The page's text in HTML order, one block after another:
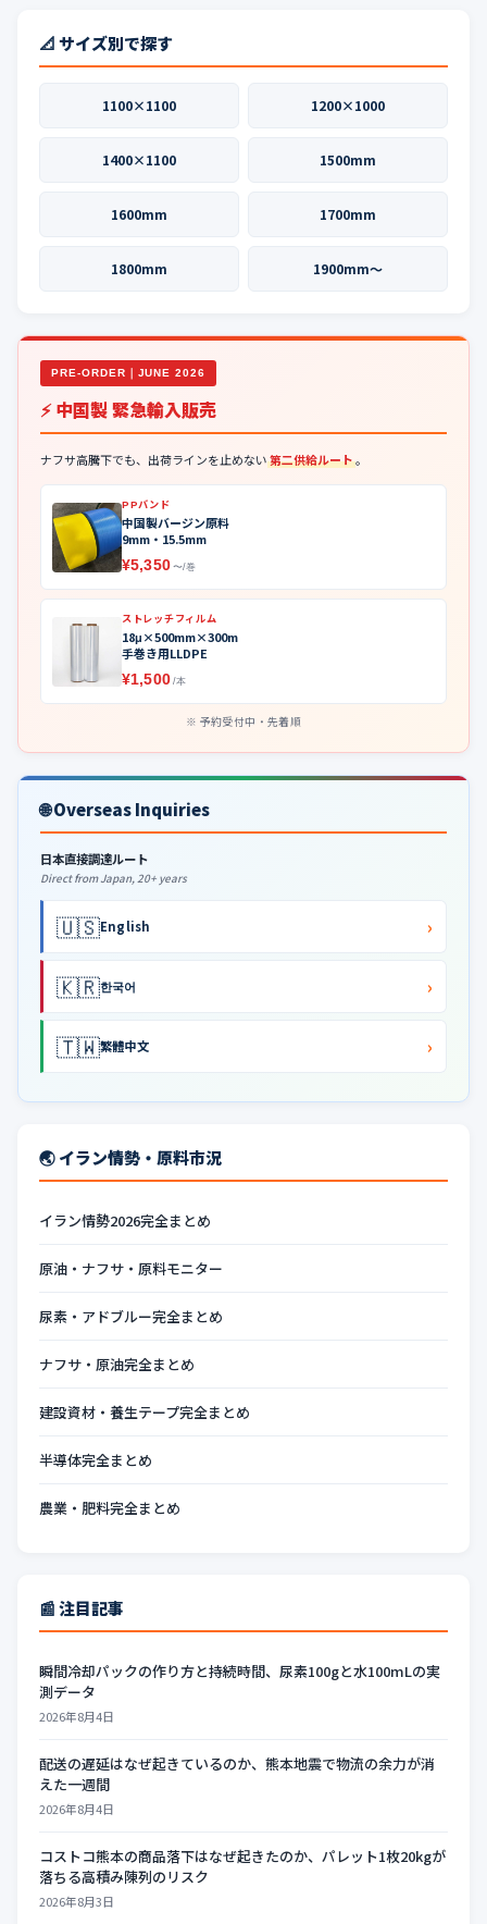
📐 サイズ別で探す
1100×1100 1200×1000
1400×1100 1500mm
1600mm 1700mm
1800mm 1900mm〜
PRE-ORDER｜JUNE 2026
⚡ 中国製 緊急輸入販売
ナフサ高騰下でも、出荷ラインを止めない第二供給ルート。
PPバンド
中国製バージン原料
9mm・15.5mm
¥5,350 〜/巻
ストレッチフィルム
18μ×500mm×300m
手巻き用LLDPE
¥1,500 /本
予約受付中・先着順
🌐 Overseas Inquiries
日本直接調達ルート
Direct from Japan, 20+ years
🇺🇸English ›
🇰🇷한국어 ›
🇹🇼繁體中文 ›
🌏 イラン情勢・原料市況
イラン情勢2026完全まとめ
原油・ナフサ・原料モニター
尿素・アドブルー完全まとめ
ナフサ・原油完全まとめ
建設資材・養生テープ完全まとめ
半導体完全まとめ
農業・肥料完全まとめ
📰 注目記事
瞬間冷却パックの作り方と持続時間、尿素100gと水100mLの実
測データ
2026年8月4日
配送の遅延はなぜ起きているのか、熊本地震で物流の余力が消
えた一週間
2026年8月4日
コストコ熊本の商品落下はなぜ起きたのか、パレット1枚20kgが
落ちる高積み陳列のリスク
2026年8月3日